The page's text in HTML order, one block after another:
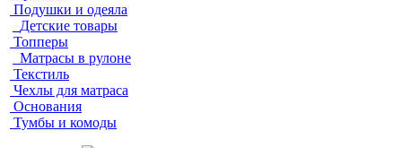
Подушки и одеяла
Детские товары
Топперы
Матрасы в рулоне
Текстиль
Чехлы для матраса
Основания
Тумбы и комоды